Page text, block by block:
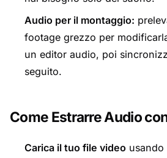
Audio per il montaggio:
footage grezzo per
un editor audio, poi
seguito.
Come Estrarre Audio
Carica il tuo file video